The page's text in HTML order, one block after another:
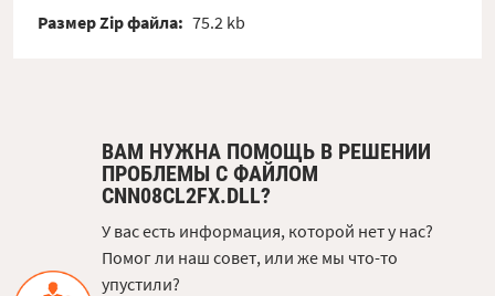
Размер Zip файла: 75.2 kb
ВАМ НУЖНА ПОМОЩЬ В РЕШЕНИИ
ПРОБЛЕМЫ С ФАЙЛОМ
CNN08CL2FX.DLL?
У вас есть информация, которой нет у нас?
Помог ли наш совет, или же мы что-то
упустили?